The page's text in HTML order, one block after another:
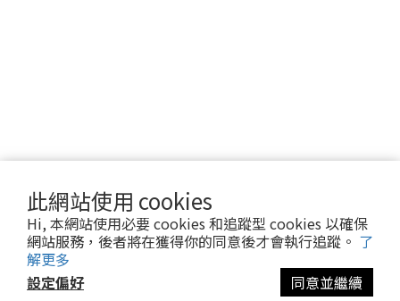
此網站使用 cookies
Hi, 本網站使用必要 cookies 和追蹤型 cookies 以確保
網站服務，後者將在獲得你的同意後才會執行追蹤。 了
解更多
設定偏好
同意並繼續